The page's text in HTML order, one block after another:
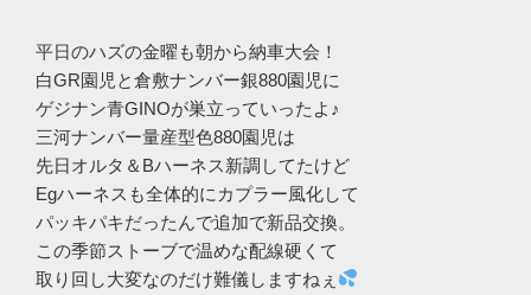
平日のハズの金曜も朝から納車大会！
白GR園児と倉敷ナンバー銀880園児に
ゲジナン青GINOが巣立っていったよ♪
三河ナンバー量産型色880園児は
先日オルタ＆Bハーネス新調してたけど
Egハーネスも全体的にカプラー風化して
パッキパキだったんで追加で新品交換。
この季節ストーブで温めな配線硬くて
取り回し大変なのだけ難儀しますねぇ